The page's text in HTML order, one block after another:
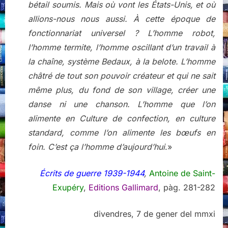
bétail soumis. Mais où vont les États-Unis, et où
allions-nous nous aussi. À cette époque de
fonctionnariat universel ? L’homme robot,
l’homme termite, l’homme oscillant d’un travail à
la chaîne, système Bedaux, à la belote. L’homme
châtré de tout son pouvoir créateur et qui ne sait
même plus, du fond de son village, créer une
danse ni une chanson. L’homme que l’on
alimente en Culture de confection, en culture
standard, comme l’on alimente les bœufs en
foin. C’est ça l’homme d’aujourd’hui.»
Écrits de guerre 1939-1944, Antoine de Saint-
Exupéry, Editions Gallimard, pàg. 281-282
divendres, 7 de gener del mmxi